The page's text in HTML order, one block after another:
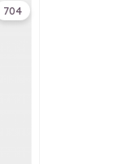
704